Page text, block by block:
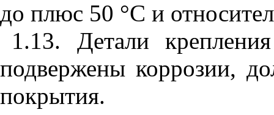
до плюс 50 °С и
1.13. Детали
подвержены коррозии,
покрытия.